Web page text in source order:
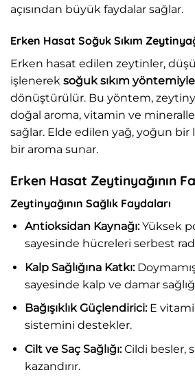
açısından büyük faydalar sağlar.
Erken Hasat Soğuk Sıkım
Erken hasat edilen zeytinler,
işlenerek soğuk sıkım yöntemiyle
dönüştürülür. Bu yöntem,
doğal aroma, vitamin ve
sağlar. Elde edilen yağ, yoğun bir
bir aroma sunar.
Erken Hasat Zeytinyağının
Zeytinyağının Sağlık Faydaları
Antioksidan Kaynağı:Yüksek
sayesinde hücreleri serbest
Kalp Sağlığına Katkı:
sayesinde kalp ve damar
Bağışıklık Güçlendirici:E
sistemini destekler.
Cilt ve Saç Sağlığı:Cildi besler,
kazandırır.